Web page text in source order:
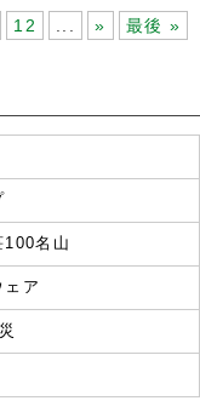
12 » 最後 »
100名山
ェア